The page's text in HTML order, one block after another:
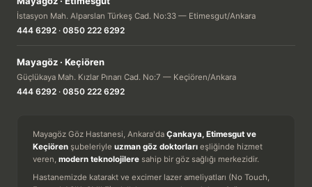
İstasyon Mah. Alparslan Türkeş Cad. No:33 — Etimesgut/Ankara
444 6292 · 0850 222 6292
Mayagöz · Keçiören
Güçlükaya Mah. Kızlar Pınarı Cad. No:7 — Keçiören/Ankara
444 6292 · 0850 222 6292
Mayagöz Göz Hastanesi, Ankara'da Çankaya, Etimesgut ve
Keçiören şubeleriyle uzman göz doktorları eşliğinde hizmet
veren, modern teknolojilere sahip bir göz sağlığı merkezidir.
Hastanemizde katarakt ve excimer lazer ameliyatları (No Touch,